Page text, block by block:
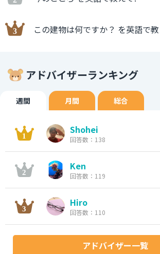
この建物は何ですか？ を英語で
アドバイザーランキング
週間 月間 総合
Shohei
回答数：138
Ken
回答数：119
Hiro
回答数：110
アドバイザー一覧